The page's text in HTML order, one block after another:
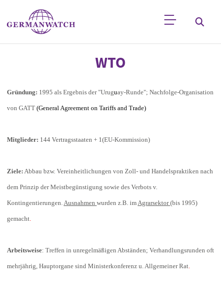
Direkt zum Inhalt
WTO
Gründung: 1995 als Ergebnis der "Uruguay-Runde"; Nachfolge-Organisation
von GATT (General Agreement on Tariffs and Trade)
Mitglieder: 144 Vertragsstaaten + 1(EU-Kommission)
Ziele: Abbau bzw. Vereinheitlichungen von Zoll- und Handelspraktiken nach
dem Prinzip der Meistbegünstigung sowie des Verbots v.
Kontingentierungen.Ausnahmen wurden z.B. imAgrarsektor(bis 1995)
gemacht.
Arbeitsweise: Treffen in unregelmäßigen Abständen; Verhandlungsrunden oft
mehrjährig, Hauptorgane sind Ministerkonferenz u. Allgemeiner Rat.